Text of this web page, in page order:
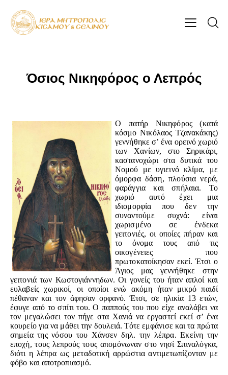
Όσιος Νικηφόρος ο Λεπρός
Ο πατήρ Νικηφόρος (κατά
κόσμο Νικόλαος Τζανακάκης)
γεννήθηκε σ’ ένα ορεινό χωριό
των Χανίων, στο Σηρικάρι,
καστανοχώρι στα δυτικά του
Νομού με υγιεινό κλίμα, με
όμορφα δάση, πλούσια νερά,
φαράγγια και σπήλαια. Το
χωριό αυτό έχει μια
ιδιομορφία που δεν την
συναντούμε συχνά: είναι
χωρισμένο σε ένδεκα
γειτονιές, οι οποίες πήραν και
το όνομα τους από τις
οικογένειες που
πρωτοκατοίκησαν εκεί. Έτσι ο
Άγιος μας γεννήθηκε στην
γειτονιά των Κωστογιάννηδων. Οι γονείς του ήταν απλοί και
ευλαβείς χωρικοί, οι οποίοι ενώ ακόμη ήταν μικρό παιδί
πέθαναν και τον άφησαν ορφανό. Έτσι, σε ηλικία 13 ετών,
έφυγε από το σπίτι του. Ο παππούς του που είχε αναλάβει να
τον μεγαλώσει τον πήγε στα Χανιά να εργαστεί εκεί σ’ ένα
κουρείο για να μάθει την δουλειά. Τότε εμφάνισε και τα πρώτα
σημεία της νόσου του Χάνσεν δηλ. την λέπρα. Εκείνη την
εποχή, τους λεπρούς τους απομόνωναν στο νησί Σπιναλόγκα,
διότι η λέπρα ως μεταδοτική αρρώστια αντιμετωπίζονταν με
φόβο και αποτροπιασμό.